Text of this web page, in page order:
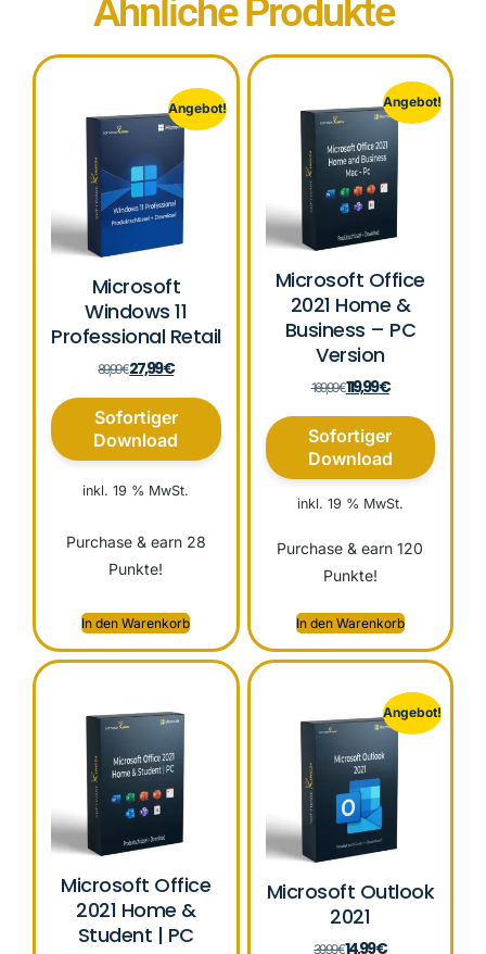
Ähnliche Produkte
Angebot!
Microsoft
Windows 11
Professional Retail
89,99€27,99€
Sofortiger
Download
inkl. 19 % MwSt.
Purchase & earn 28
Punkte!
In den Warenkorb
Angebot!
Microsoft Office
2021 Home &
Business – PC
Version
169,99€119,99€
Sofortiger
Download
inkl. 19 % MwSt.
Purchase & earn 120
Punkte!
In den Warenkorb
Microsoft Office
2021 Home &
Student | PC
Angebot!
Microsoft Outlook
2021
39,99€14,99€